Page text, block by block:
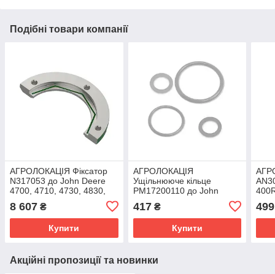
Подібні товари компанії
АГРОЛОКАЦІЯ Фіксатор
N317053 до John Deere
4700, 4710, 4730, 4830,
N317053)
8 607 ₴
Купити
АГРОЛОКАЦІЯ
Ущільнююче кільце
PM17200110 до John
Deere 120J, 340M, 408R,
4630, 4830, 4730, 616R
(унікальний
417₴
Купити
499
Акційні пропозиції та новинки